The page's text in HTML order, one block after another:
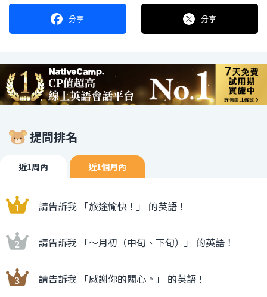
分享 分享
提問排名
近1周內 近1個月內
請告訴我 「旅途愉快！」 的英語！
請告訴我 「〜月初（中旬、下旬）」 的英語！
請告訴我 「感謝你的關心。」 的英語！